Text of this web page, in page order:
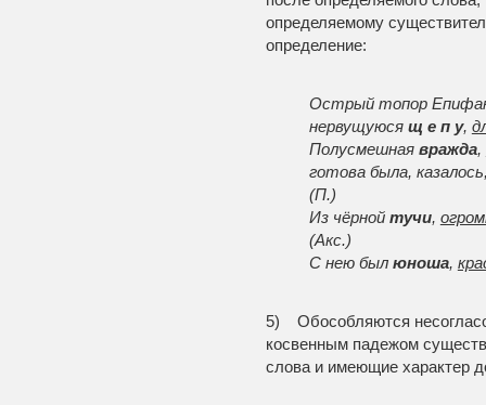
определяемому
определение:
Острый топор
нервущуюся щ е п у,
Полусмешная вражда,
готова была,
(П.)
Из чёрной тучи,
(Акс.)
С нею был юноша,
5) Обособляются
косвенным падежом
слова и имеющие характер